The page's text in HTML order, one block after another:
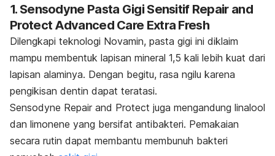
1. Sensodyne Pasta Gigi Sensitif Repair and
Protect Advanced Care Extra Fresh
Dilengkapi teknologi Novamin, pasta gigi ini diklaim
mampu membentuk lapisan mineral 1,5 kali lebih kuat dari
lapisan alaminya. Dengan begitu, rasa ngilu karena
pengikisan dentin dapat teratasi.
Sensodyne Repair and Protect juga mengandung linalool
dan limonene yang bersifat antibakteri. Pemakaian
secara rutin dapat membantu membunuh bakteri